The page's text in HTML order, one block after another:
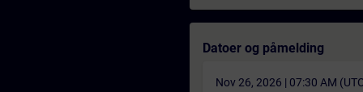
Datoer og påmelding
Nov 26, 2026 | 07:30 AM